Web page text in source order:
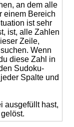
an dem alle
einem Bereich
ist sehr
ist, alle Zahlen
Zeile,
Wenn
diese Zahl in
Sudoku-
Spalte und
ausgefüllt hast,